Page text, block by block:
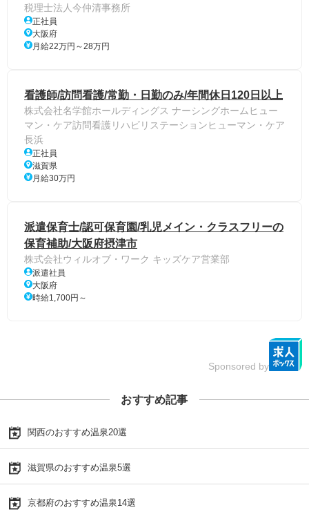
税理士法人今仲清事務所
正社員
大阪府
月給22万円～28万円
看護師/訪問看護/常勤・日勤のみ/年間休日120日以上
株式会社名学館ホールディングス ナーシングホームヒュー
マン・ケア訪問看護リハビリステーションヒューマン・ケア
長浜
正社員
滋賀県
月給30万円
派遣保育士/認可保育園/乳児メイン・クラスフリーの
保育補助/大阪府摂津市
株式会社ウィルオブ・ワーク キッズケア営業部
派遣社員
大阪府
時給1,700円～
Sponsored by
おすすめ記事
関西のおすすめ温泉20選
滋賀県のおすすめ温泉5選
京都府のおすすめ温泉14選